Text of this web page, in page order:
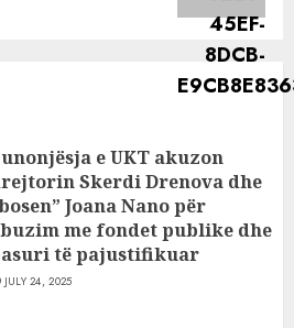
e UKT akuzon
Skerdi Drenova dhe
Joana Nano për
me fondet publike dhe
të pajustifikuar
JULY 24, 2025